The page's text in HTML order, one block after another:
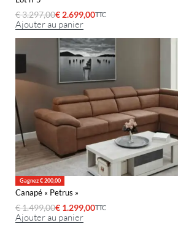
€3.297,00€ 2.699,00TTC
Ajouter au panier
Gagnez € 200,00
Canapé « Petrus »
€1.499,00€ 1.299,00TTC
Ajouter au panier